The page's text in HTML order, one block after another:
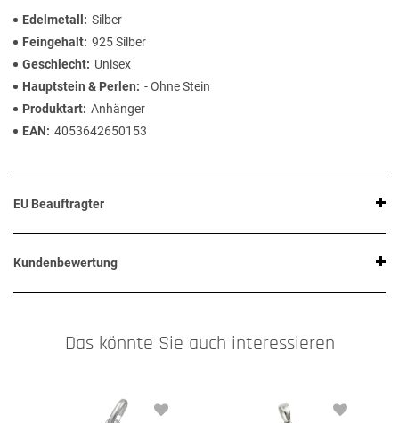
Edelmetall
Silber
Feingehalt 925 Silber
Geschlecht
Unisex
Hauptstein & Perlen
- Ohne Stein
Produktart Anhänger
EAN
4053642650153
EU Beauftragter
Kundenbewertung
Das könnte Sie auch interessieren